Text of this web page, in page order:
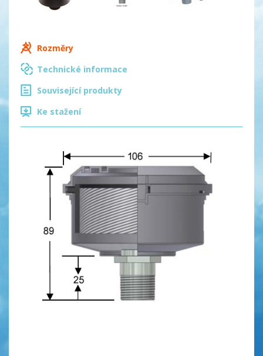
Rozměry
Technické informace
Související produkty
Ke stažení